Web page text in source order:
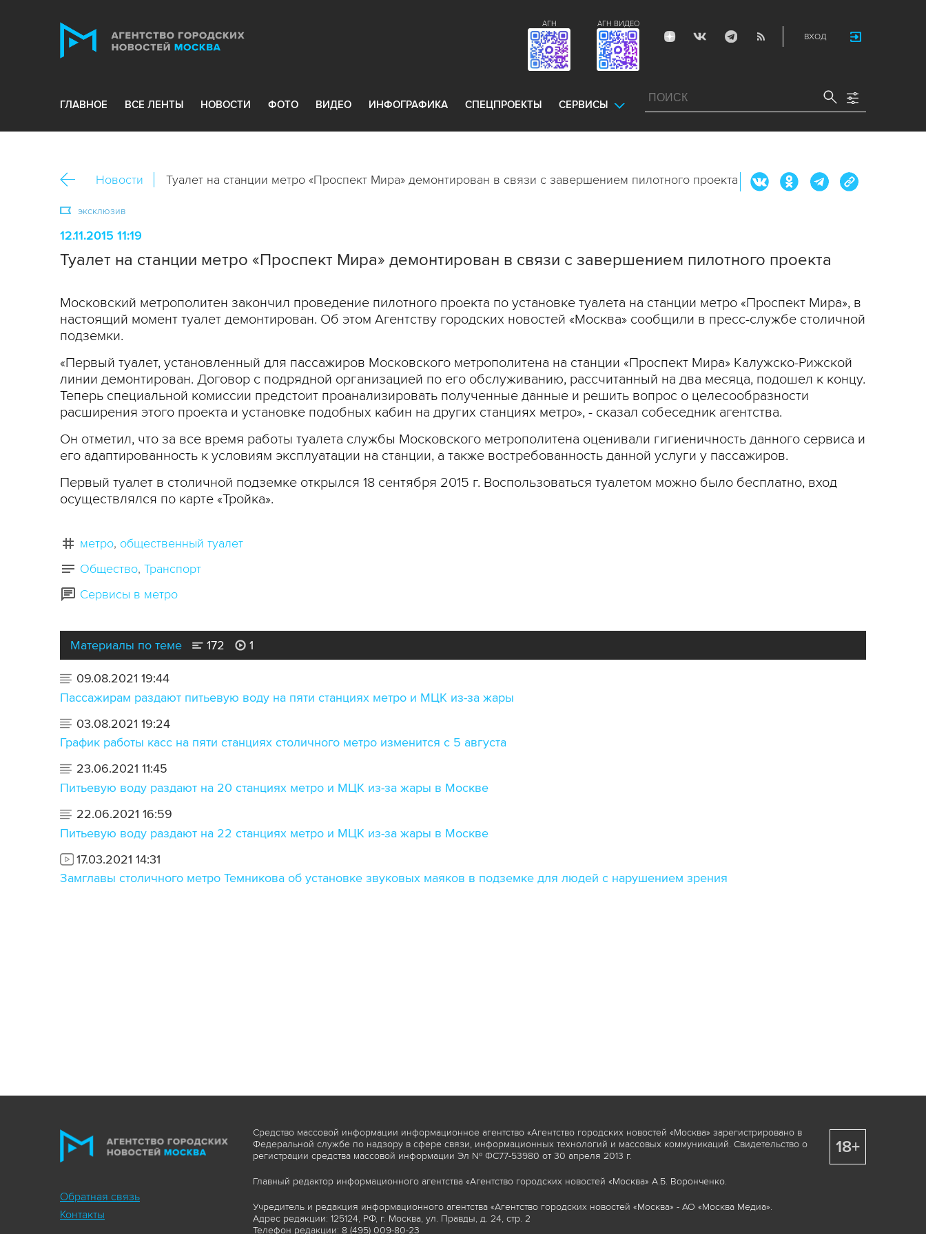
ВХОД
АГН ВИДЕО
АГН
ГЛАВНОЕ ВСЕ ЛЕНТЫ НОВОСТИ ФОТО ВИДЕО ИНФОГРАФИКА СПЕЦПРОЕКТЫ СЕРВИСЫ
Новости Туалет на станции метро «Проспект Мира» демонтирован в связи с завершением пилотного проекта
эксклюзив
12.11.2015 11:19
Туалет на станции метро «Проспект Мира» демонтирован в связи с завершением пилотного проекта
Московский метрополитен закончил проведение пилотного проекта по установке туалета на станции метро «Проспект Мира», в
настоящий момент туалет демонтирован. Об этом Агентству городских новостей «Москва» сообщили в пресс-службе столичной
подземки.
«Первый туалет, установленный для пассажиров Московского метрополитена на станции «Проспект Мира» Калужско-Рижской
линии демонтирован. Договор с подрядной организацией по его обслуживанию, рассчитанный на два месяца, подошел к концу.
Теперь специальной комиссии предстоит проанализировать полученные данные и решить вопрос о целесообразности
расширения этого проекта и установке подобных кабин на других станциях метро», - сказал собеседник агентства.
Он отметил, что за все время работы туалета службы Московского метрополитена оценивали гигиеничность данного сервиса и
его адаптированность к условиям эксплуатации на станции, а также востребованность данной услуги у пассажиров.
Первый туалет в столичной подземке открылся 18 сентября 2015 г. Воспользоваться туалетом можно было бесплатно, вход
осуществлялся по карте «Тройка».
метро общественный туалет
Общество Транспорт
Сервисы в метро
Материалы по теме 172 1
09.08.2021 19:44
Пассажирам раздают питьевую воду на пяти станциях метро и МЦК из-за жары
03.08.2021 19:24
График работы касс на пяти станциях столичного метро изменится с 5 августа
23.06.2021 11:45
Питьевую воду раздают на 20 станциях метро и МЦК из-за жары в Москве
22.06.2021 16:59
Питьевую воду раздают на 22 станциях метро и МЦК из-за жары в Москве
17.03.2021 14:31
Замглавы столичного метро Темникова об установке звуковых маяков в подземке для людей с нарушением зрения
Обратная связь
Контакты
Средство массовой информации информационное агентство «Агентство городских новостей «Москва» зарегистрировано в
Федеральной службе по надзору в сфере связи, информационных технологий и массовых коммуникаций. Свидетельство о
регистрации средства массовой информации Эл № ФС77-53980 от 30 апреля 2013 г.
Главный редактор информационного агентства «Агентство городских новостей «Москва» А.Б. Воронченко.
Учредитель и редакция информационного агентства «Агентство городских новостей «Москва» - АО «Москва Медиа».
Адрес редакции: 125124, РФ, г. Москва, ул. Правды, д. 24, стр. 2
Телефон редакции: 8 (495) 009-80-23
18+